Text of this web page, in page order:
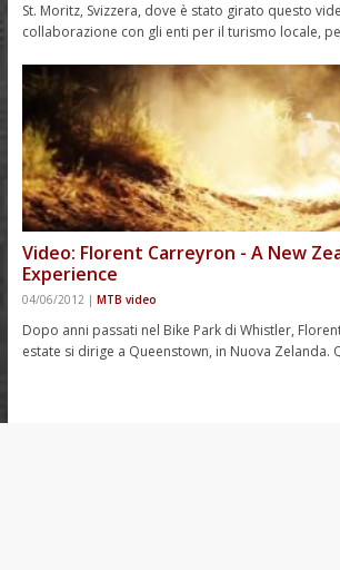
St. Moritz, Svizzera, dove è stato girato questo
collaborazione con gli enti per il turismo locale,
Video: Florent Carreyron - A New
Experience
04/06/2012 | MTB video
Dopo anni passati nel Bike Park di Whistler,
estate si dirige a Queenstown, in Nuova Zelanda.